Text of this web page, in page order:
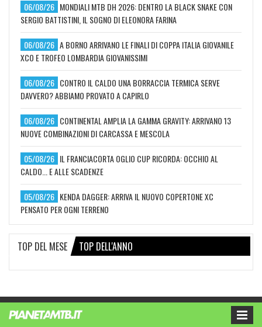
06/08/26 MONDIALI MTB DH 2026: DENTRO LA BLACK SNAKE CON
SERGIO BATTISTINI, IL SOGNO DI ELEONORA FARINA
06/08/26 A BORNO ARRIVANO LE FINALI DI COPPA ITALIA GIOVANILE
XCO E TROFEO LOMBARDIA GIOVANISSIMI
06/08/26 CONTRO IL CALDO UNA BORRACCIA TERMICA SERVE
DAVVERO? ABBIAMO PROVATO A CAPIRLO
06/08/26 CONTINENTAL AMPLIA LA GAMMA GRAVITY: ARRIVANO 13
NUOVE COMBINAZIONI DI CARCASSA E MESCOLA
05/08/26 IL FRANCIACORTA OGLIO CUP RICORDA: OCCHIO AL
CALDO... E ALLE SCADENZE
05/08/26 KENDA DAGGER: ARRIVA IL NUOVO COPERTONE XC
PENSATO PER OGNI TERRENO
TOP DEL MESE TOP DELL'ANNO